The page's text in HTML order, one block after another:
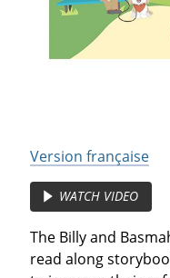
Version française
WATCH VIDEO
The Billy and
read along